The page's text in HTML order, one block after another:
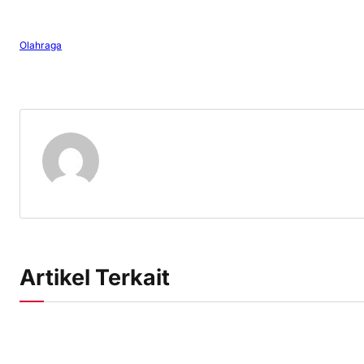
Olahraga
Artikel Terkait